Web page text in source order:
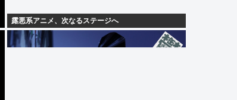
露悪系アニメ、次なるステージへ